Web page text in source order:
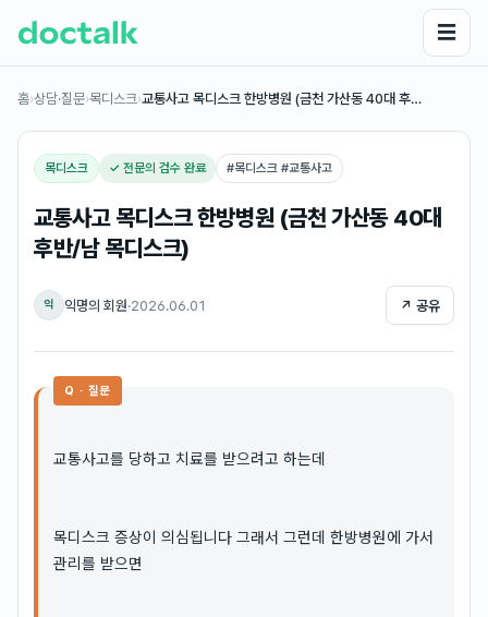
☰
홈›상담·질문›목디스크›교통사고 목디스크 한방병원 (금천 가산동 40대 후…
목디스크 ✓ 전문의 검수 완료 #목디스크 #교통사고
교통사고 목디스크 한방병원 (금천 가산동 40대
후반/남 목디스크)
익 익명의 회원·2026.06.01 ↗ 공유
Q · 질문
교통사고를 당하고 치료를 받으려고 하는데
목디스크 증상이 의심됩니다 그래서 그런데 한방병원에 가서
관리를 받으면